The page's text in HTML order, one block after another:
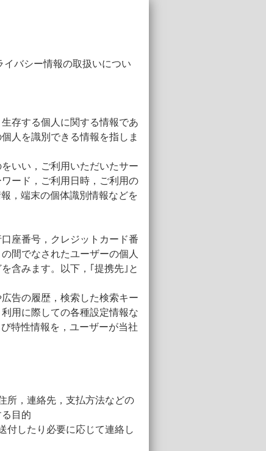
バシー情報の取扱いについ
存する個人に関する情報であ
人を識別できる情報を指しま
いい，ご利用いただいたサー
ード，ご利用日時，ご利用の
，端末の個体識別情報などを
座番号，クレジットカード番
間でなされたユーザーの個人
含みます。以下，｢提携先｣と
告の履歴，検索した検索キー
用に際しての各種設定情報な
特性情報を，ユーザーが当社
所，連絡先，支払方法などの
目的
付したり必要に応じて連絡し